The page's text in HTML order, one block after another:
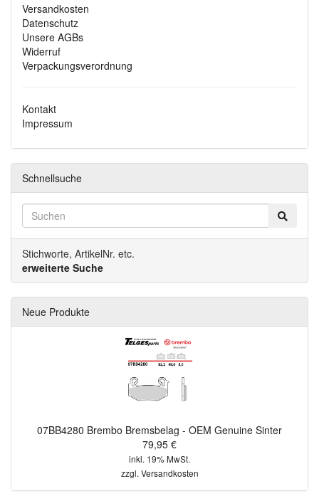
Versandkosten
Datenschutz
Unsere AGBs
Widerruf
Verpackungsverordnung
Kontakt
Impressum
Schnellsuche
Stichworte, ArtikelNr. etc.
erweiterte Suche
Neue Produkte
07BB4280 Brembo Bremsbelag - OEM Genuine Sinter
79,95 €
inkl. 19% MwSt.
zzgl. Versandkosten